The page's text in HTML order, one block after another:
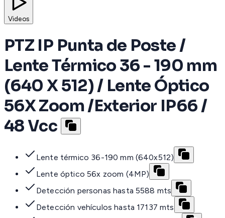
Videos
PTZ IP Punta de Poste /
Lente Térmico 36 - 190 mm
(640 X 512) / Lente Óptico
56X Zoom /Exterior IP66 /
48 Vcc
Lente térmico 36-190 mm (640x512)
Lente óptico 56x zoom (4MP)
Detección personas hasta 5588 mts
Detección vehículos hasta 17137 mts